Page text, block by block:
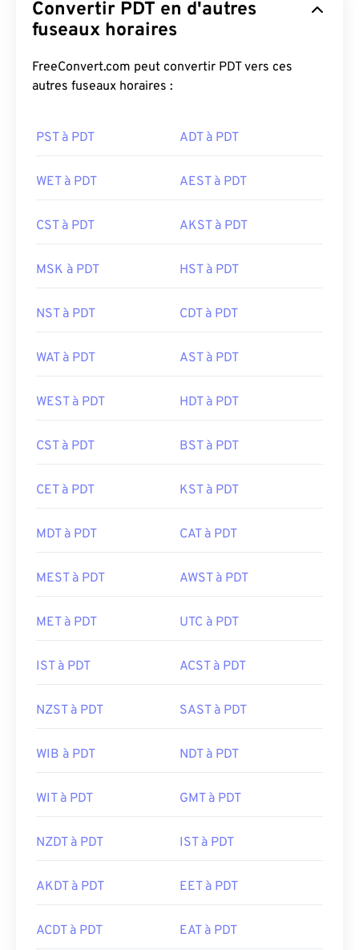
Convertir PDT en d'autres
fuseaux horaires
FreeConvert.com peut convertir PDT vers ces
autres fuseaux horaires :
PST à PDT ADT à PDT
WET à PDT AEST à PDT
CST à PDT AKST à PDT
MSK à PDT HST à PDT
NST à PDT CDT à PDT
WAT à PDT AST à PDT
WEST à PDT HDT à PDT
CST à PDT BST à PDT
CET à PDT KST à PDT
MDT à PDT CAT à PDT
MEST à PDT AWST à PDT
MET à PDT UTC à PDT
IST à PDT ACST à PDT
NZST à PDT SAST à PDT
WIB à PDT NDT à PDT
WIT à PDT GMT à PDT
NZDT à PDT IST à PDT
AKDT à PDT EET à PDT
ACDT à PDT EAT à PDT